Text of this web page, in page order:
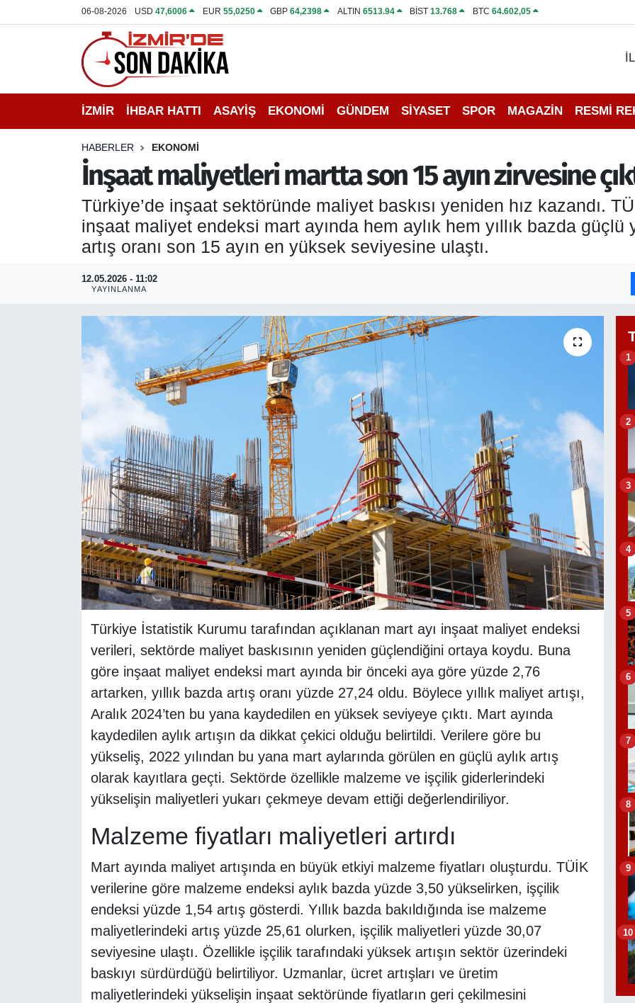
06-08-2026 USD47,6006 EUR 55,0250 GBP64,2398 ALTIN 6513.94 BİST13.768 BTC 64.602,05
İZMİR İHBAR HATTI ASAYİŞ EKONOMİ GÜNDEM SİYASET SPOR MAGAZİN RESMİ
HABERLER EKONOMİ
İnşaat maliyetleri martta son 15 ayın zirvesine
Türkiye’de inşaat sektöründe maliyet baskısı yeniden hız kazandı.
inşaat maliyet endeksi mart ayında hem aylık hem yıllık bazda güçlü
artış oranı son 15 ayın en yüksek seviyesine ulaştı.
12.05.2026 - 11:02
YAYINLANMA
Türkiye İstatistik Kurumu tarafından açıklanan mart ayı inşaat maliyet endeksi
verileri, sektörde maliyet baskısının yeniden güçlendiğini ortaya koydu. Buna
göre inşaat maliyet endeksi mart ayında bir önceki aya göre yüzde 2,76
artarken, yıllık bazda artış oranı yüzde 27,24 oldu. Böylece yıllık maliyet artışı,
Aralık 2024’ten bu yana kaydedilen en yüksek seviyeye çıktı. Mart ayında
kaydedilen aylık artışın da dikkat çekici olduğu belirtildi. Verilere göre bu
yükseliş, 2022 yılından bu yana mart aylarında görülen en güçlü aylık artış
olarak kayıtlara geçti. Sektörde özellikle malzeme ve işçilik giderlerindeki
yükselişin maliyetleri yukarı çekmeye devam ettiği değerlendiriliyor.
Malzeme fiyatları maliyetleri artırdı
Mart ayında maliyet artışında en büyük etkiyi malzeme fiyatları oluşturdu. TÜİK
verilerine göre malzeme endeksi aylık bazda yüzde 3,50 yükselirken, işçilik
endeksi yüzde 1,54 artış gösterdi. Yıllık bazda bakıldığında ise malzeme
maliyetlerindeki artış yüzde 25,61 olurken, işçilik maliyetleri yüzde 30,07
seviyesine ulaştı. Özellikle işçilik tarafındaki yüksek artışın sektör üzerindeki
baskıyı sürdürdüğü belirtiliyor. Uzmanlar, ücret artışları ve üretim
maliyetlerindeki yükselişin inşaat sektöründe fiyatların geri çekilmesini
1
2
3
4
5
6
7
8
9
10
İHBAR HATTI
DEPREM
EKONOMİ
SİYASET
RESMİ REKLAM
İzmir Nöbetçi Eczaneler
İzmir Hava Durumu
İzmir Namaz Vakitleri
İzmir Trafik Yoğunluk Haritası
Puan Durumu ve Fikstür
Tüm Manşetler